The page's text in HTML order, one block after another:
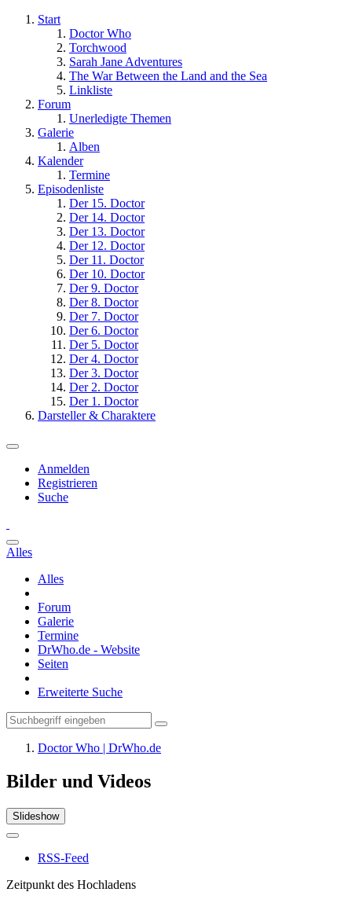
Start
Doctor Who
Torchwood
Sarah Jane Adventures
The War Between the Land and the Sea
Linkliste
Forum
Unerledigte Themen
Galerie
Alben
Kalender
Termine
Episodenliste
Der 15. Doctor
Der 14. Doctor
Der 13. Doctor
Der 12. Doctor
Der 11. Doctor
Der 10. Doctor
Der 9. Doctor
Der 8. Doctor
Der 7. Doctor
Der 6. Doctor
Der 5. Doctor
Der 4. Doctor
Der 3. Doctor
Der 2. Doctor
Der 1. Doctor
Darsteller & Charaktere
Anmelden
Registrieren
Suche
Alles
Alles
Forum
Galerie
Termine
DrWho.de - Website
Seiten
Erweiterte Suche
Doctor Who | DrWho.de
Bilder und Videos
Slideshow
RSS-Feed
Zeitpunkt des Hochladens